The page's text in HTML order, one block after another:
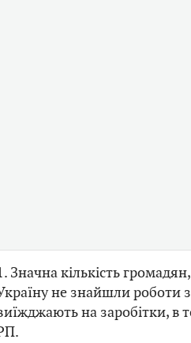
Значна кількість
не знайшли роботи
на заробітки, в